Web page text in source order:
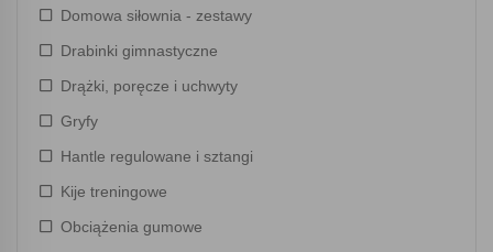
Domowa siłownia - zestawy
Drabinki gimnastyczne
Drążki, poręcze i uchwyty
Gryfy
Hantle regulowane i sztangi
Kije treningowe
Obciążenia gumowe